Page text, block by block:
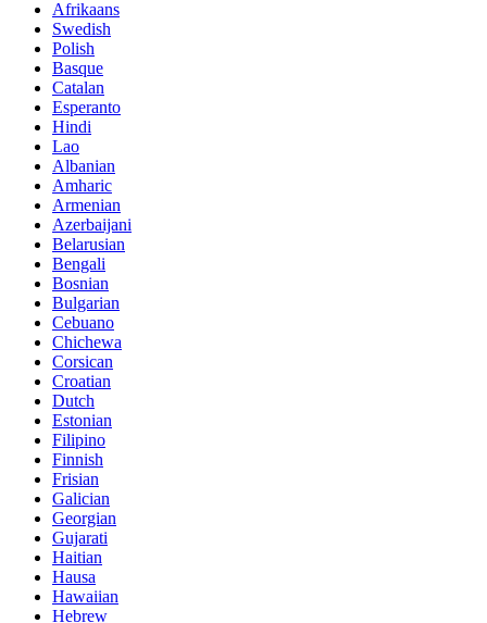
Afrikaans
Swedish
Polish
Basque
Catalan
Esperanto
Hindi
Lao
Albanian
Amharic
Armenian
Azerbaijani
Belarusian
Bengali
Bosnian
Bulgarian
Cebuano
Chichewa
Corsican
Croatian
Dutch
Estonian
Filipino
Finnish
Frisian
Galician
Georgian
Gujarati
Haitian
Hausa
Hawaiian
Hebrew